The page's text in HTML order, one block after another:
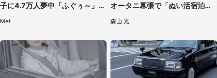
子に4.7万人夢中「ふぐぅ～」
Met
オータニ幕張で「ぬい活宿泊プ
ラン」開始【8／8～3／31】
森山 光